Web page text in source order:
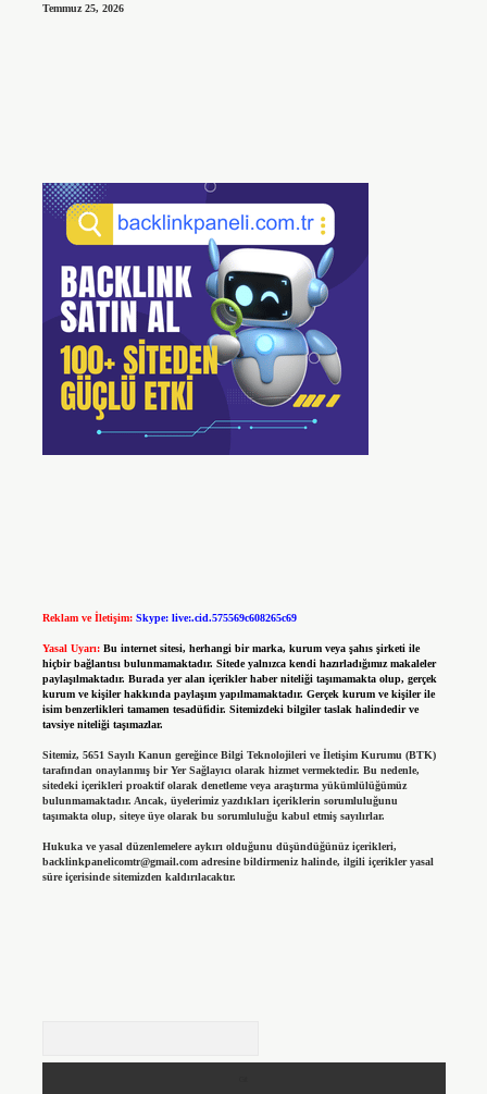
Temmuz 25, 2026
Reklam ve İletişim: Skype: live:.cid.575569c608265c69
Yasal Uyarı: Bu internet sitesi, herhangi bir marka, kurum veya şahıs şirketi ile
hiçbir bağlantısı bulunmamaktadır. Sitede yalnızca kendi hazırladığımız makaleler
paylaşılmaktadır. Burada yer alan içerikler haber niteliği taşımamakta olup, gerçek
kurum ve kişiler hakkında paylaşım yapılmamaktadır. Gerçek kurum ve kişiler ile
isim benzerlikleri tamamen tesadüfidir. Sitemizdeki bilgiler taslak halindedir ve
tavsiye niteliği taşımazlar.
Sitemiz, 5651 Sayılı Kanun gereğince Bilgi Teknolojileri ve İletişim Kurumu (BTK)
tarafından onaylanmış bir Yer Sağlayıcı olarak hizmet vermektedir. Bu nedenle,
sitedeki içerikleri proaktif olarak denetleme veya araştırma yükümlülüğümüz
bulunmamaktadır. Ancak, üyelerimiz yazdıkları içeriklerin sorumluluğunu
taşımakta olup, siteye üye olarak bu sorumluluğu kabul etmiş sayılırlar.
Hukuka ve yasal düzenlemelere aykırı olduğunu düşündüğünüz içerikleri,
backlinkpanelicomtr@gmail.comadresine bildirmeniz halinde, ilgili içerikler yasal
süre içerisinde sitemizden kaldırılacaktır.